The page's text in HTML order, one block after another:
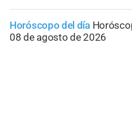
Horóscopo del día
08 de agosto de 2026